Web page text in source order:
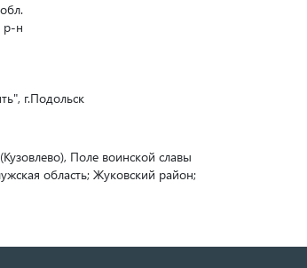
р-н
г.Подольск
Поле воинской славы
область; Жуковский район;